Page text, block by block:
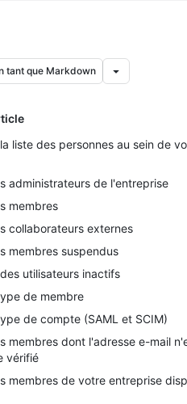
tant que Markdown
liste des personnes au sein de
administrateurs de l'entreprise
membres
collaborateurs externes
membres suspendus
utilisateurs inactifs
de membre
de compte (SAML et SCIM)
membres dont l'adresse e-mail
vérifié
membres de votre entreprise